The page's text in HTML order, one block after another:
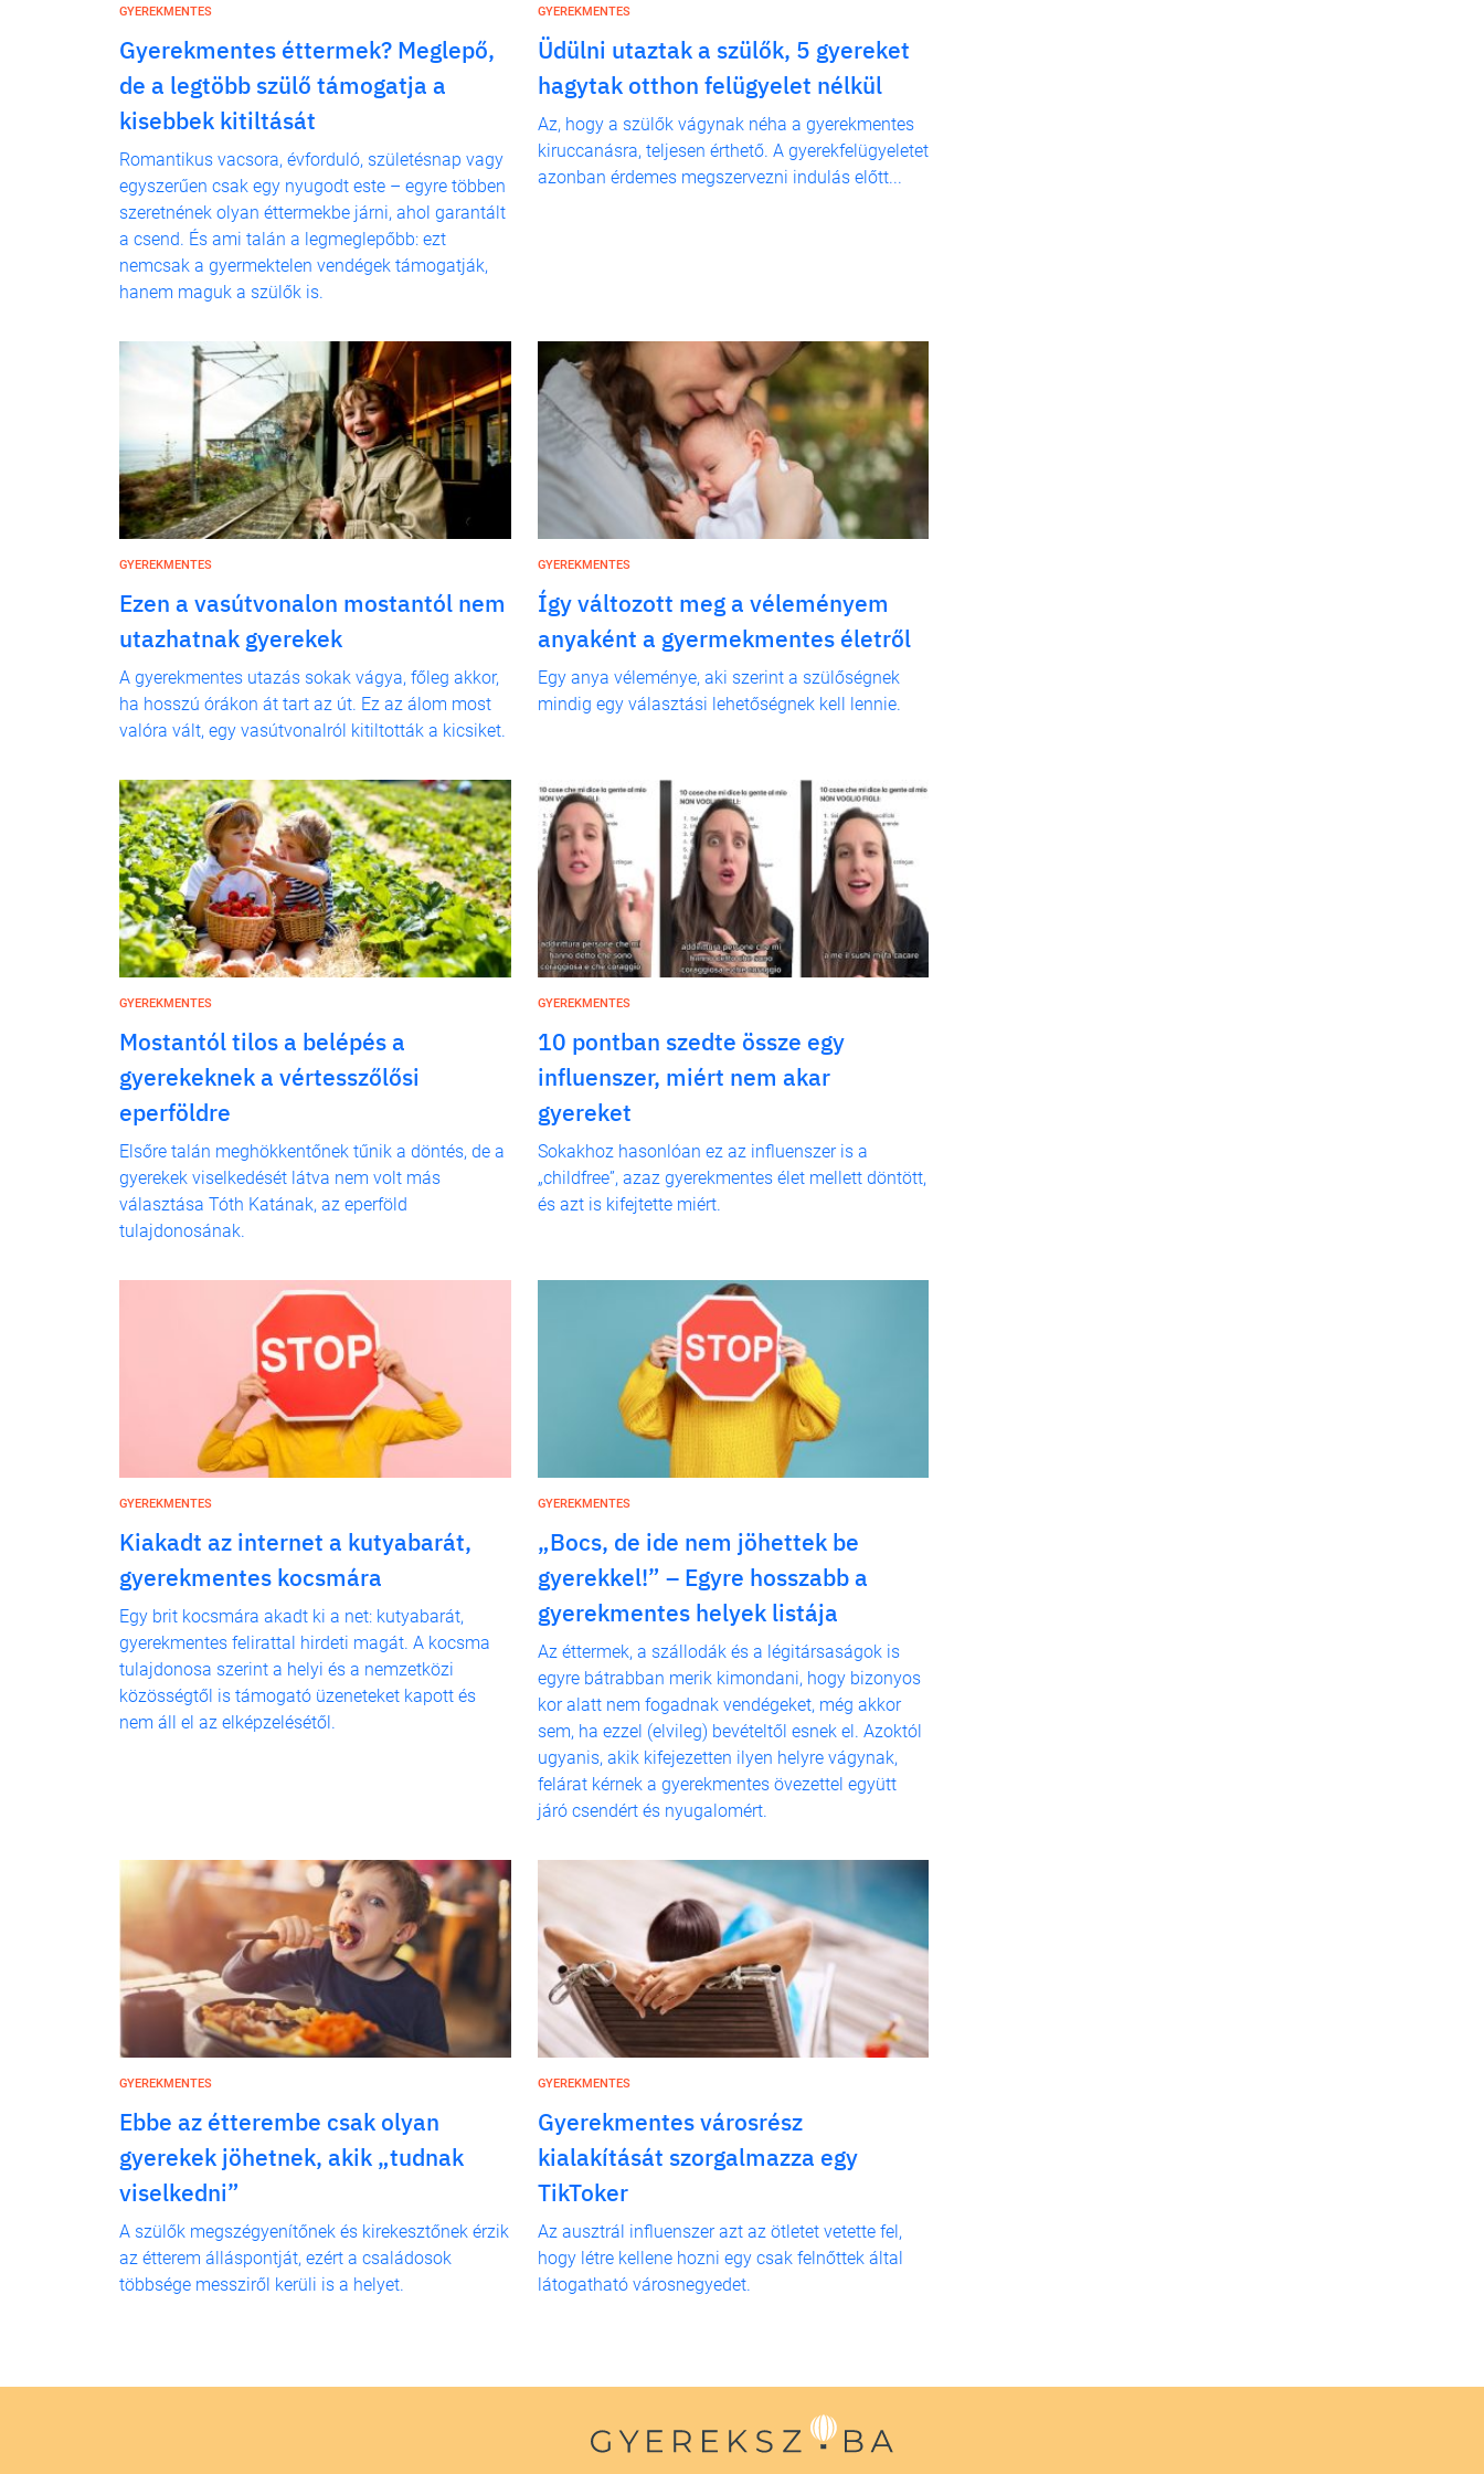
GYEREKMENTES
Gyerekmentes éttermek? Meglepő,
de a legtöbb szülő támogatja a
kisebbek kitiltását
Romantikus vacsora, évforduló, születésnap vagy
egyszerűen csak egy nyugodt este – egyre többen
szeretnének olyan éttermekbe járni, ahol garantált
a csend. És ami talán a legmeglepőbb: ezt
nemcsak a gyermektelen vendégek támogatják,
hanem maguk a szülők is.
GYEREKMENTES
Üdülni utaztak a szülők, 5 gyereket
hagytak otthon felügyelet nélkül
Az, hogy a szülők vágynak néha a gyerekmentes
kiruccanásra, teljesen érthető. A gyerekfelügyeletet
azonban érdemes megszervezni indulás előtt...
GYEREKMENTES
Ezen a vasútvonalon mostantól nem
utazhatnak gyerekek
A gyerekmentes utazás sokak vágya, főleg akkor,
ha hosszú órákon át tart az út. Ez az álom most
valóra vált, egy vasútvonalról kitiltották a kicsiket.
GYEREKMENTES
Így változott meg a véleményem
anyaként a gyermekmentes életről
Egy anya véleménye, aki szerint a szülőségnek
mindig egy választási lehetőségnek kell lennie.
GYEREKMENTES
Mostantól tilos a belépés a
gyerekeknek a vértesszőlősi
eperföldre
Elsőre talán meghökkentőnek tűnik a döntés, de a
gyerekek viselkedését látva nem volt más
választása Tóth Katának, az eperföld
tulajdonosának.
GYEREKMENTES
10 pontban szedte össze egy
influenszer, miért nem akar
gyereket
Sokakhoz hasonlóan ez az influenszer is a
„childfree”, azaz gyerekmentes élet mellett döntött,
és azt is kifejtette miért.
GYEREKMENTES
Kiakadt az internet a kutyabarát,
gyerekmentes kocsmára
Egy brit kocsmára akadt ki a net: kutyabarát,
gyerekmentes felirattal hirdeti magát. A kocsma
tulajdonosa szerint a helyi és a nemzetközi
közösségtől is támogató üzeneteket kapott és
nem áll el az elképzelésétől.
GYEREKMENTES
„Bocs, de ide nem jöhettek be
gyerekkel!” – Egyre hosszabb a
gyerekmentes helyek listája
Az éttermek, a szállodák és a légitársaságok is
egyre bátrabban merik kimondani, hogy bizonyos
kor alatt nem fogadnak vendégeket, még akkor
sem, ha ezzel (elvileg) bevételtől esnek el. Azoktól
ugyanis, akik kifejezetten ilyen helyre vágynak,
felárat kérnek a gyerekmentes övezettel együtt
járó csendért és nyugalomért.
GYEREKMENTES
Ebbe az étterembe csak olyan
gyerekek jöhetnek, akik „tudnak
viselkedni”
A szülők megszégyenítőnek és kirekesztőnek érzik
az étterem álláspontját, ezért a családosok
többsége messziről kerüli is a helyet.
GYEREKMENTES
Gyerekmentes városrész
kialakítását szorgalmazza egy
TikToker
Az ausztrál influenszer azt az ötletet vetette fel,
hogy létre kellene hozni egy csak felnőttek által
látogatható városnegyedet.